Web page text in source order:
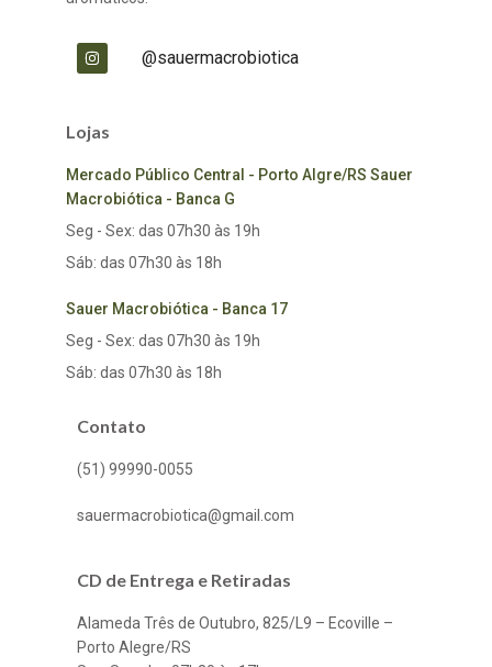
@sauermacrobiotica
Lojas
Mercado Público Central - Porto Algre/RS Sauer
Macrobiótica - Banca G
Seg - Sex: das 07h30 às 19h
Sáb: das 07h30 às 18h
Sauer Macrobiótica - Banca 17
Seg - Sex: das 07h30 às 19h
Sáb: das 07h30 às 18h
Contato
(51) 99990-0055
sauermacrobiotica@gmail.com
CD de Entrega e Retiradas
Alameda Três de Outubro, 825/L9 – Ecoville –
Porto Alegre/RS